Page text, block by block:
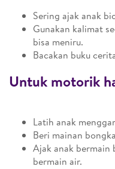
Sering ajak anak
Gunakan kalimat
bisa meniru.
Bacakan buku
Untuk motorik
Latih anak
Beri mainan
Ajak anak bermain
bermain air.